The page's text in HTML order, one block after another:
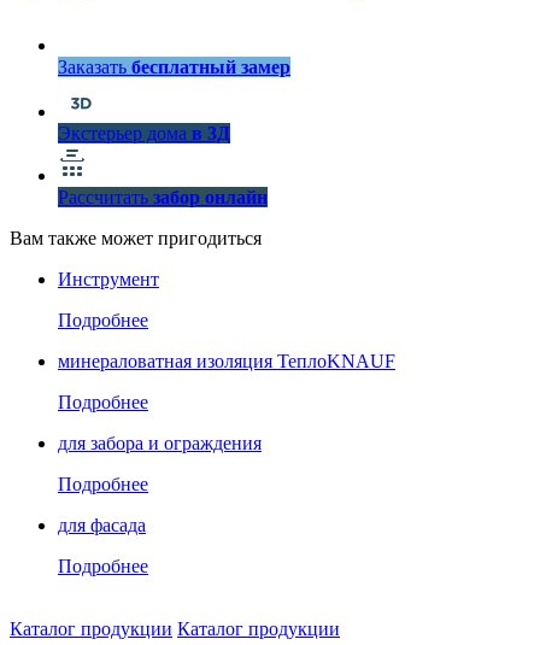
Заказать бесплатный замер
Экстерьер дома в 3Д
Рассчитать забор онлайн
Вам также может пригодиться
Инструмент
Подробнее
минераловатная изоляция ТеплоKNAUF
Подробнее
для забора и ограждения
Подробнее
для фасада
Подробнее
Каталог продукции Каталог продукции